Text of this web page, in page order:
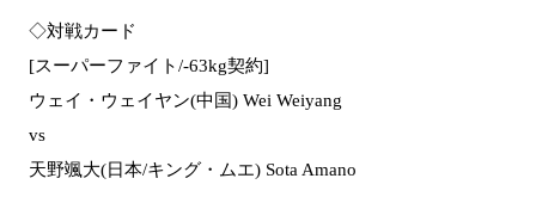
◇対戦カード
[スーパーファイト/-63kg契約]
ウェイ・ウェイヤン(中国) Wei Weiyang
vs
天野颯大(日本/キング・ムエ) Sota Amano